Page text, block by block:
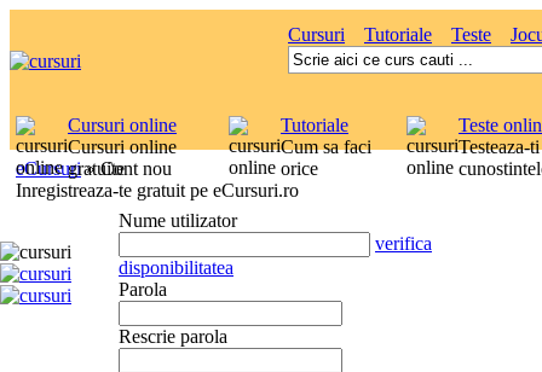
Cursuri Tutoriale Teste
Cursuri online
Cursuri online
gratuite
Tutoriale
Cum sa faci
orice
Teste
Testeaza-ti
eCursuri»Cont nou
Inregistreaza-te gratuit pe eCursuri.ro
Nume utilizator
verifica
disponibilitatea
Parola
Rescrie parola